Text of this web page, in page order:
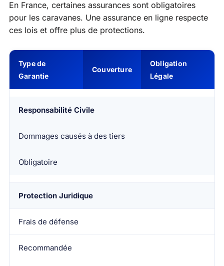
En France, certaines assurances sont obligatoires
pour les caravanes. Une assurance en ligne respecte
ces lois et offre plus de protections.
Type de
Garantie
Couverture
Obligation
Légale
Responsabilité Civile
Dommages causés à des tiers
Obligatoire
Protection Juridique
Frais de défense
Recommandée